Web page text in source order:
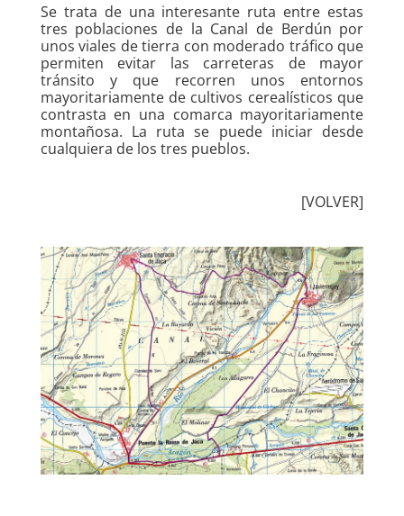
Se trata de una interesante ruta entre estas
tres poblaciones de la Canal de Berdún por
unos viales de tierra con moderado tráfico que
permiten evitar las carreteras de mayor
tránsito y que recorren unos entornos
mayoritariamente de cultivos cerealísticos que
contrasta en una comarca mayoritariamente
montañosa. La ruta se puede iniciar desde
cualquiera de los tres pueblos.
[VOLVER]